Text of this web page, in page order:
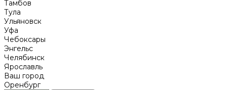
Тамбов
Тула
Ульяновск
Уфа
Чебоксары
Энгельс
Челябинск
Ярославль
Ваш город
Оренбург